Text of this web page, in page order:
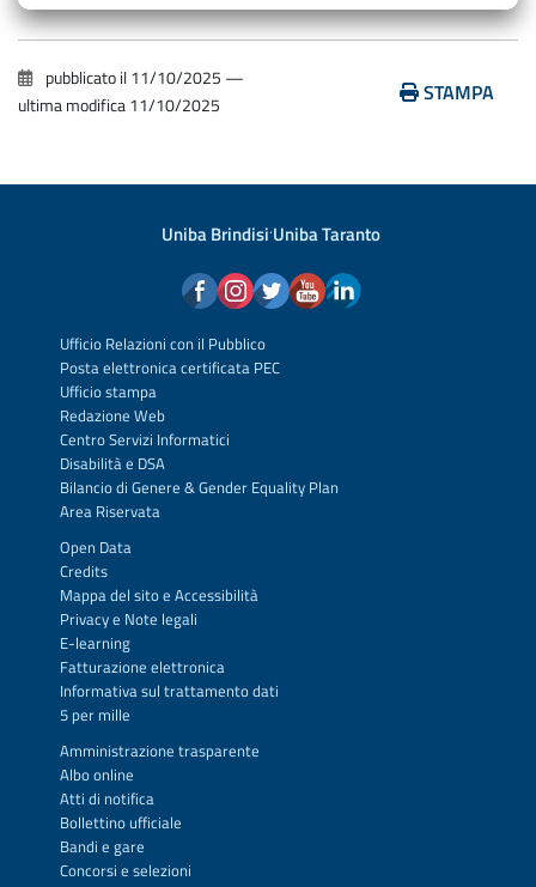
pubblicato il11/10/2025 —
ultima modifica11/10/2025 STAMPA
Uniba Brindisi·Uniba Taranto
Ufficio Relazioni con il Pubblico
Posta elettronica certificata PEC
Ufficio stampa
Redazione Web
Centro Servizi Informatici
Disabilità e DSA
Bilancio di Genere & Gender Equality Plan
Area Riservata
Open Data
Credits
Mappa del sitoe Accessibilità
Privacye Note legali
E-learning
Fatturazione elettronica
Informativa sul trattamento dati
5 per mille
Amministrazione trasparente
Albo online
Atti di notifica
Bollettino ufficiale
Bandi e gare
Concorsi e selezioni